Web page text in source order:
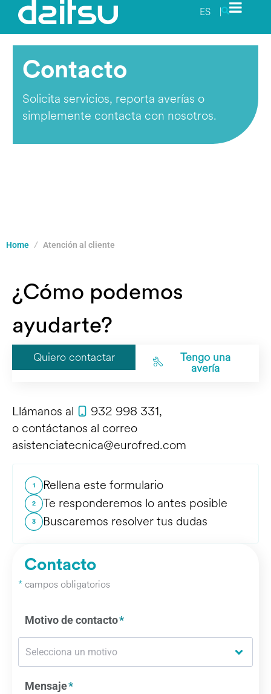
ES |
Contacto
Solicita servicios, reporta averías o
simplemente contacta con nosotros.
Home Atención al cliente
¿Cómo podemos
ayudarte?
Quiero contactar Tengo una
avería
Llámanos al 932 998 331,
o contáctanos al correo
asistenciatecnica@eurofred.com
Rellena este formulario
Te responderemos lo antes posible
Buscaremos resolver tus dudas
Contacto
* campos obligatorios
Motivo de contacto
Mensaje